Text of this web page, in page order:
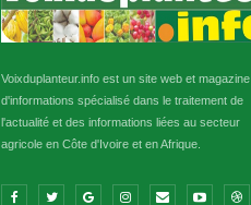
Voixduplanteur.info est un site web et magazine
d'informations spécialisé dans le traitement de
l'actualité et des informations liées au secteur
agricole en Côte d'Ivoire et en Afrique.